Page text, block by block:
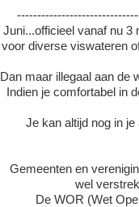
Juni...officieel vanaf nu 3
voor diverse viswateren
Dan maar illegaal aan de
Indien je comfortabel in
Je kan altijd nog in
Gemeenten en
wel
De WOR (Wet